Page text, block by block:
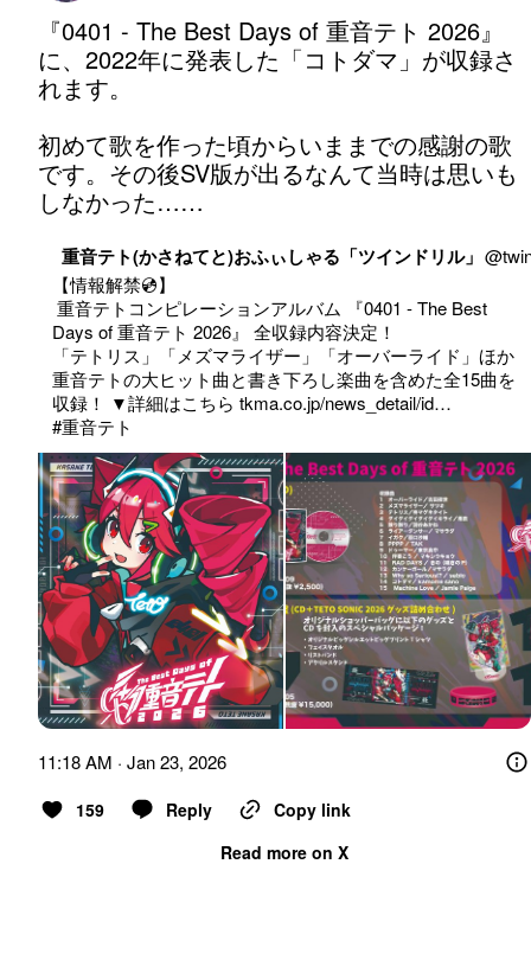
『0401 - The Best Days of 重音テト 2026』
に、2022年に発表した「コトダマ」が収録さ
れます。
初めて歌を作った頃からいままでの感謝の歌
です。その後SV版が出るなんて当時は思いも
しなかった……
重音テト(かさねてと)おふぃしゃる「ツインドリル」 @
【情報解禁💿】
Days of 重音テト 2026』 全収録内容決定！
「テトリス」「メズマライザー」「オーバーライド」ほか
重音テトの大ヒット曲と書き下ろし楽曲を含めた全15曲を
収録！ ▼詳細はこちら tkma.co.jp/news_detail/id…
#重音テト
11:18 AM · Jan 23, 2026
159 Reply
Copy link
Read more on X